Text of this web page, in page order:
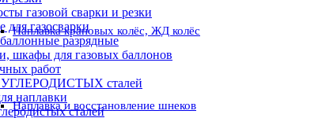
Наплавка крановых колёс, ЖД колёс
Наплавка и восстановление шнеков
газовой сварки и резки
газосварки
разрядные
шкафы для газовых баллонов
работ
УГЛЕРОДИСТЫХ сталей
наплавки
сталей